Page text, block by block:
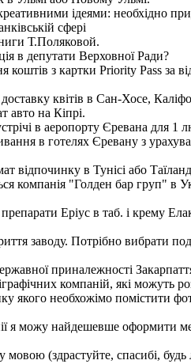
ідеями: необхідно
сфері
Т.Поляковой.
в депутати Верховної Ради?
коштів з картки Priority Pass за
квітів в Сан-Хосе,
авто на Кіпрі.
в аеропорту Єревана для 1
в готелях Єревану з
відпочинку в Тунісі або
компанія "Голден бар груп" в
Еріус в таб. і крему
заводу. Потрібно вибрати
приналежності
компаній, які можуть
якого необхожімо помістити
я можу найдешевше оформити
мовою (здрастуйте, спасибі,